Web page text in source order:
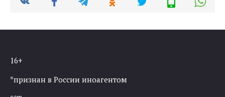
16+
*признан в России иноагентом